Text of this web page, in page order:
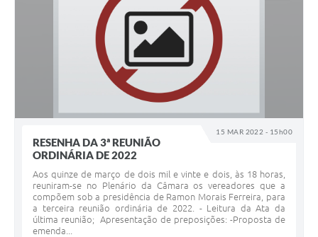
15 MAR 2022 - 15h00
RESENHA DA 3ª REUNIÃO
ORDINÁRIA DE 2022
Aos quinze de março de dois mil e vinte e dois, às 18 horas,
reuniram-se no Plenário da Câmara os vereadores que a
compõem sob a presidência de Ramon Morais Ferreira, para
a terceira reunião ordinária de 2022. - Leitura da Ata da
última reunião; Apresentação de preposições: -Proposta de
emenda...